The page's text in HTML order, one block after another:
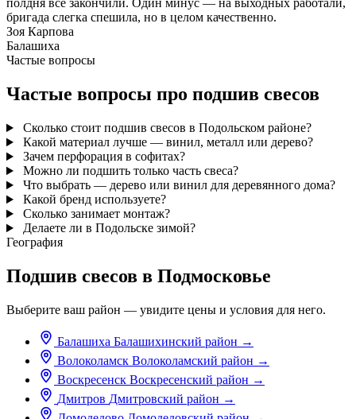
полдня всё закончили. Один минус — на выходных работали,
бригада слегка спешила, но в целом качественно.
Зоя Карпова
Балашиха
Частые вопросы
Частые вопросы про подшив свесов
Сколько стоит подшив свесов в Подольском районе?
Какой материал лучше — винил, металл или дерево?
Зачем перфорация в софитах?
Можно ли подшить только часть свеса?
Что выбрать — дерево или винил для деревянного дома?
Какой бренд используете?
Сколько занимает монтаж?
Делаете ли в Подольске зимой?
География
Подшив свесов в Подмосковье
Выберите ваш район — увидите цены и условия для него.
Балашиха Балашихинский район →
Волоколамск Волоколамский район →
Воскресенск Воскресенский район →
Дмитров Дмитровский район →